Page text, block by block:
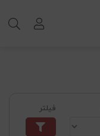
فیلتر